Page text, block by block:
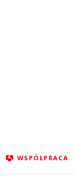
WSPÓŁPRACA